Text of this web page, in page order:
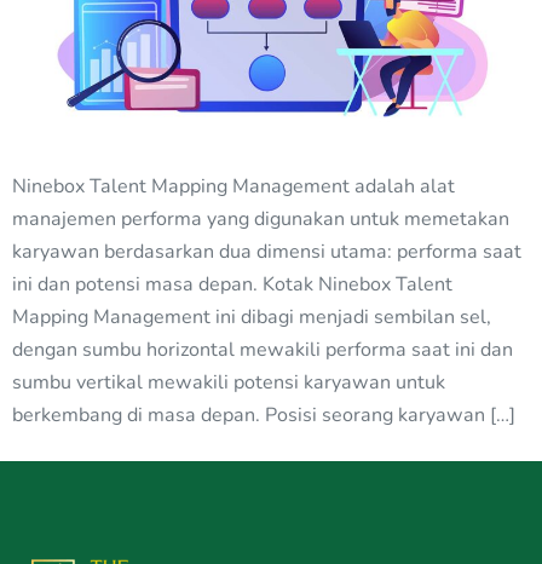
Ninebox Talent Mapping Management adalah alat
manajemen performa yang digunakan untuk memetakan
karyawan berdasarkan dua dimensi utama: performa saat
ini dan potensi masa depan. Kotak Ninebox Talent
Mapping Management ini dibagi menjadi sembilan sel,
dengan sumbu horizontal mewakili performa saat ini dan
sumbu vertikal mewakili potensi karyawan untuk
berkembang di masa depan. Posisi seorang karyawan […]